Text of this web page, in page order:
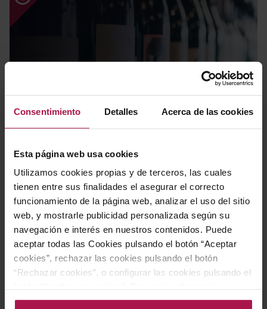
Consentimiento Detalles Acerca de las cookies
Esta página web usa cookies
Utilizamos cookies propias y de terceros, las cuales
tienen entre sus finalidades el asegurar el correcto
funcionamiento de la página web, analizar el uso del sitio
web, y mostrarle publicidad personalizada según su
navegación e interés en nuestros contenidos. Puede
aceptar todas las Cookies pulsando el botón “Aceptar
cookies”, rechazar las cookies pulsando el botón
“Rechazar cookies”, o configurar las cookies pulsando el
acceda a nuestra Política de Cookies.Para más
Novedades
Packs regalo